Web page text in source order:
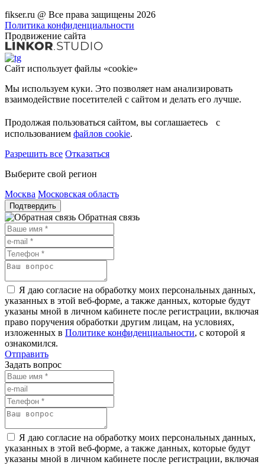
fikser.ru @ Все права защищены 2026
Политика конфиденциальности
Продвижение сайта
Сайт использует файлы «cookie»
Мы используем куки. Это позволяет нам анализировать
взаимодействие посетителей с сайтом и делать его лучше.
Продолжая пользоваться сайтом, вы соглашаетесь с
использованием файлов cookie.
Разрешить все Отказаться
Выберите свой регион
Москва Московская область
Подтвердить
Обратная связь
Я даю согласие на обработку моих персональных данных,
указанных в этой веб-форме, а также данных, которые будут
указаны мной в личном кабинете после регистрации, включая
право поручения обработки другим лицам, на условиях,
изложенных в Политике конфиденциальности, с которой я
ознакомился.
Отправить
Задать вопрос
Я даю согласие на обработку моих персональных данных,
указанных в этой веб-форме, а также данных, которые будут
указаны мной в личном кабинете после регистрации, включая